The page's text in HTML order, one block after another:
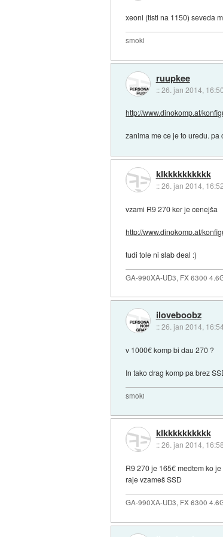
xeoni (tisti na 1150) seveda
smoki
ruupkee
::26. jan 2014, 16:50
http://www.dinokomp.at/
zanima me ce je to uredu. pa
klkkkkkkkkkk
::26. jan 2014, 16:52
vzami R9 270 ker je cenejša
http://www.dinokomp.at/
tudi tole ni slab deal :)
GA-990XA-UD3, FX 6300
iloveboobz
::26. jan 2014,
v 1000€ komp bi dau 270 ?
In tako drag komp pa brez
smoki
klkkkkkkkkkk
::26. jan 2014,
R9 270 je 165€ medtem ko
raje vzameš SSD
GA-990XA-UD3, FX 6300